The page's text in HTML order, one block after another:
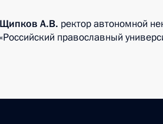
Щипков А.В. ректор автономной
«Российский православный